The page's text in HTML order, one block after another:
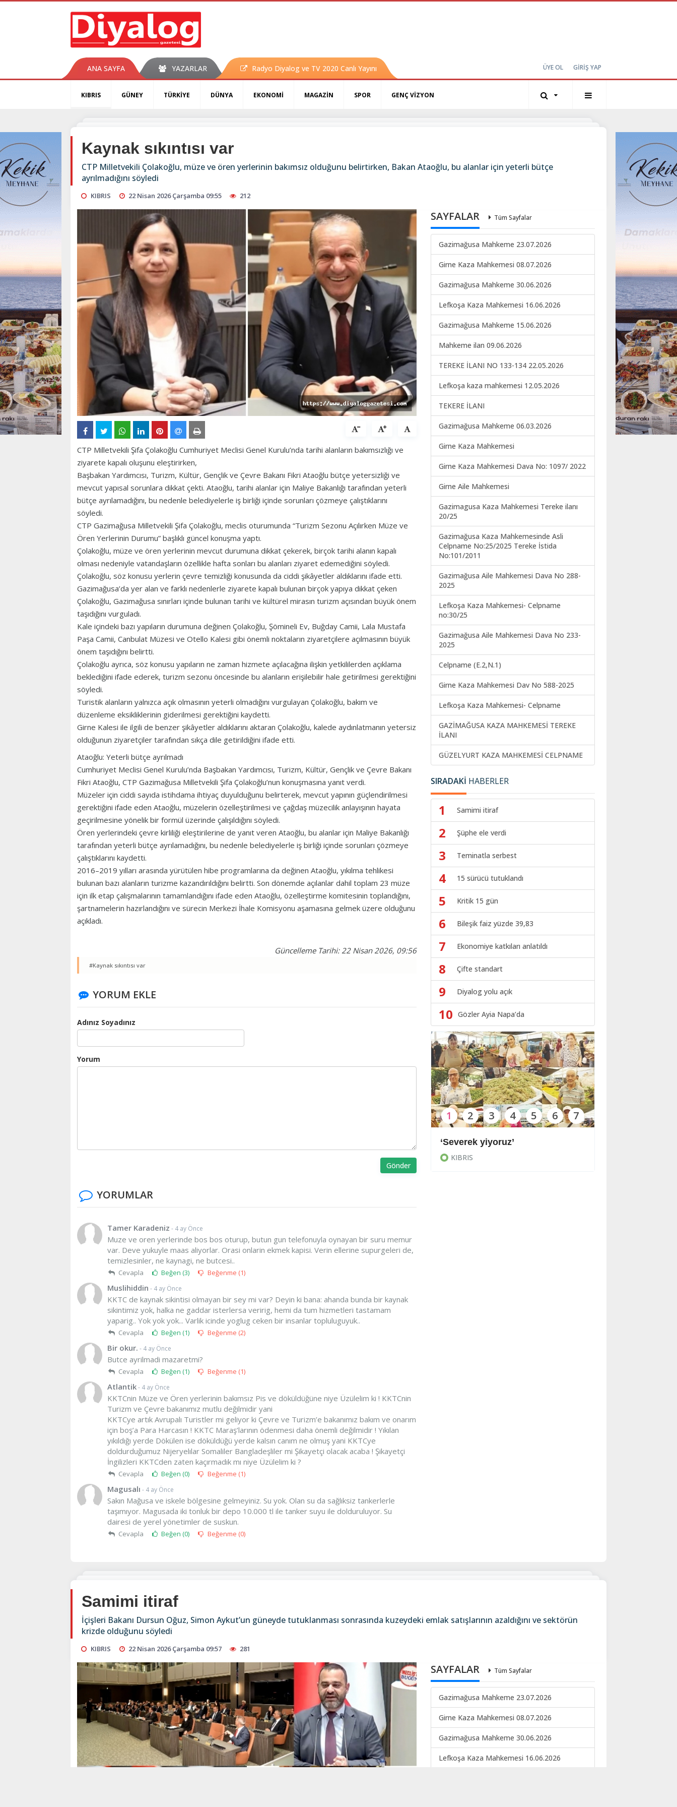
ANA SAYFA YAZARLAR Radyo Diyalog ve TV 2020 Canlı Yayını ÜYE OL GİRİŞ YAP
KIBRIS GÜNEY TÜRKİYE DÜNYA EKONOMİ MAGAZİN SPOR GENÇ VİZYON
Kaynak sıkıntısı var
CTP Milletvekili Çolakoğlu, müze ve ören yerlerinin bakımsız olduğunu belirtirken, Bakan Ataoğlu, bu alanlar için yeterli bütçe
ayrılmadığını söyledi
KIBRIS 22 Nisan 2026 Çarşamba 09:55 212
CTP Milletvekili Şifa Çolakoğlu Cumhuriyet Meclisi Genel Kurulu’nda tarihi alanların bakımsızlığı ve
ziyarete kapalı oluşunu eleştirirken,
Başbakan Yardımcısı, Turizm, Kültür, Gençlik ve Çevre Bakanı Fikri Ataoğlu bütçe yetersizliği ve
mevcut yapısal sorunlara dikkat çekti. Ataoğlu, tarihi alanlar için Maliye Bakanlığı tarafından yeterli
bütçe ayrılamadığını, bu nedenle belediyelerle iş birliği içinde sorunları çözmeye çalıştıklarını
söyledi.
CTP Gazimağusa Milletvekili Şifa Çolakoğlu, meclis oturumunda “Turizm Sezonu Açılırken Müze ve
Ören Yerlerinin Durumu” başlıklı güncel konuşma yaptı.
Çolakoğlu, müze ve ören yerlerinin mevcut durumuna dikkat çekerek, birçok tarihi alanın kapalı
olması nedeniyle vatandaşların özellikle hafta sonları bu alanları ziyaret edemediğini söyledi.
Çolakoğlu, söz konusu yerlerin çevre temizliği konusunda da ciddi şikâyetler aldıklarını ifade etti.
Gazimağusa’da yer alan ve farklı nedenlerle ziyarete kapalı bulunan birçok yapıya dikkat çeken
Çolakoğlu, Gazimağusa sınırları içinde bulunan tarihi ve kültürel mirasın turizm açısından büyük önem
taşıdığını vurguladı.
Kale içindeki bazı yapıların durumuna değinen Çolakoğlu, Şömineli Ev, Buğday Camii, Lala Mustafa
Paşa Camii, Canbulat Müzesi ve Otello Kalesi gibi önemli noktaların ziyaretçilere açılmasının büyük
önem taşıdığını belirtti.
Çolakoğlu ayrıca, söz konusu yapıların ne zaman hizmete açılacağına ilişkin yetkililerden açıklama
beklediğini ifade ederek, turizm sezonu öncesinde bu alanların erişilebilir hale getirilmesi gerektiğini
söyledi.
Turistik alanların yalnızca açık olmasının yeterli olmadığını vurgulayan Çolakoğlu, bakım ve
düzenleme eksikliklerinin giderilmesi gerektiğini kaydetti.
Girne Kalesi ile ilgili de benzer şikâyetler aldıklarını aktaran Çolakoğlu, kalede aydınlatmanın yetersiz
olduğunun ziyaretçiler tarafından sıkça dile getirildiğini ifade etti.
Ataoğlu: Yeterli bütçe ayrılmadı
Cumhuriyet Meclisi Genel Kurulu’nda Başbakan Yardımcısı, Turizm, Kültür, Gençlik ve Çevre Bakanı
Fikri Ataoğlu, CTP Gazimağusa Milletvekili Şifa Çolakoğlu’nun konuşmasına yanıt verdi.
Müzeler için ciddi sayıda istihdama ihtiyaç duyulduğunu belirterek, mevcut yapının güçlendirilmesi
gerektiğini ifade eden Ataoğlu, müzelerin özelleştirilmesi ve çağdaş müzecilik anlayışının hayata
geçirilmesine yönelik bir formül üzerinde çalışıldığını söyledi.
Ören yerlerindeki çevre kirliliği eleştirilerine de yanıt veren Ataoğlu, bu alanlar için Maliye Bakanlığı
tarafından yeterli bütçe ayrılamadığını, bu nedenle belediyelerle iş birliği içinde sorunları çözmeye
çalıştıklarını kaydetti.
2016–2019 yılları arasında yürütülen hibe programlarına da değinen Ataoğlu, yıkılma tehlikesi
bulunan bazı alanların turizme kazandırıldığını belirtti. Son dönemde açılanlar dahil toplam 23 müze
için ilk etap çalışmalarının tamamlandığını ifade eden Ataoğlu, özelleştirme komitesinin toplandığını,
şartnamelerin hazırlandığını ve sürecin Merkezi İhale Komisyonu aşamasına gelmek üzere olduğunu
açıkladı.
Güncelleme Tarihi: 22 Nisan 2026, 09:56
#Kaynak sıkıntısı var
YORUM EKLE
Adınız Soyadınız
Yorum
Gönder
YORUMLAR
Tamer Karadeniz - 4 ay Önce
Muze ve oren yerlerinde bos bos oturup, butun gun telefonuyla oynayan bir suru memur
var. Deve yukuyle maas aliyorlar. Orasi onlarin ekmek kapisi. Verin ellerine supurgeleri de,
temizlesinler, ne kaynagi, ne butcesi..
Cevapla Beğen (3) Beğenme (1)
Muslihiddin - 4 ay Önce
KKTC de kaynak sikintisi olmayan bir sey mi var? Deyin ki bana: ahanda bunda bir kaynak
sikintimiz yok, halka ne gaddar isterlersa veririg, hemi da tum hizmetleri tastamam
yaparig.. Yok yok yok... Varlik icinde yoglug ceken bir insanlar topluluguyuk..
Cevapla Beğen (1) Beğenme (2)
Bir okur. - 4 ay Önce
Butce ayrilmadi mazaretmi?
Cevapla Beğen (1) Beğenme (1)
Atlantik- 4 ay Önce
KKTCnin Müze ve Ören yerlerinin bakımsız Pis ve döküldüğüne niye Üzülelim ki ! KKTCnin
Turizm ve Çevre bakanımız mutlu değilmidir yani
KKTCye artık Avrupalı Turistler mi geliyor ki Çevre ve Turizm’e bakanımız bakım ve onarım
için boş’a Para Harcasın ! KKTC Maraş’larının ödenmesi daha önemli değilmidir ! Yıkılan
yıkıldığı yerde Dökülen ise döküldüğü yerde kalsın canım ne olmuş yani KKTCye
doldurduğumuz Nijeryelılar Somaliler Bangladeşliler mi Şikayetçi olacak acaba ! Şikayetçi
İngilizleri KKTCden zaten kaçırmadık mı niye Üzülelim ki ?
Cevapla Beğen (0) Beğenme (1)
Magusalı - 4 ay Önce
Sakın Mağusa ve iskele bölgesine gelmeyiniz. Su yok. Olan su da sağlıksiz tankerlerle
taşımıyor. Magusada iki tonluk bir depo 10.000 tl ile tanker suyu ile dolduruluyor. Su
dairesi de yerel yönetimler de suskun.
Cevapla Beğen (0) Beğenme (0)
SAYFALAR Tüm Sayfalar
Gazimağusa Mahkeme 23.07.2026
Girne Kaza Mahkemesi 08.07.2026
Gazimağusa Mahkeme 30.06.2026
Lefkoşa Kaza Mahkemesi 16.06.2026
Gazimağusa Mahkeme 15.06.2026
Mahkeme ilan 09.06.2026
TEREKE İLANI NO 133-134 22.05.2026
Lefkoşa kaza mahkemesi 12.05.2026
TEKERE İLANI
Gazimağusa Mahkeme 06.03.2026
Girne Kaza Mahkemesi
Girne Kaza Mahkemesi Dava No: 1097/ 2022
Girne Aile Mahkemesi
Gazimagusa Kaza Mahkemesi Tereke ilanı
20/25
Gazimağusa Kaza Mahkemesinde Asli
Celpname No:25/2025 Tereke İstida
No:101/2011
Gazimağusa Aile Mahkemesi Dava No 288-
2025
Lefkoşa Kaza Mahkemesi- Celpname
no:30/25
Gazimağusa Aile Mahkemesi Dava No 233-
2025
Celpname (E.2,N.1)
Girne Kaza Mahkemesi Dav No 588-2025
Lefkoşa Kaza Mahkemesi- Celpname
GAZİMAĞUSA KAZA MAHKEMESİ TEREKE
İLANI
GÜZELYURT KAZA MAHKEMESİ CELPNAME
SIRADAKİ HABERLER
1 Samimi itiraf
2 Şüphe ele verdi
3 Teminatla serbest
4 15 sürücü tutuklandı
5 Kritik 15 gün
6 Bileşik faiz yüzde 39,83
7 Ekonomiye katkıları anlatıldı
8 Çifte standart
9 Diyalog yolu açık
10 Gözler Ayia Napa’da
‘Severek yiyoruz’
KIBRIS
1 2 3 4 5 6 7
Samimi itiraf
İçişleri Bakanı Dursun Oğuz, Simon Aykut’un güneyde tutuklanması sonrasında kuzeydeki emlak satışlarının azaldığını ve sektörün
krizde olduğunu söyledi
KIBRIS 22 Nisan 2026 Çarşamba 09:57 281
SAYFALAR Tüm Sayfalar
Gazimağusa Mahkeme 23.07.2026
Girne Kaza Mahkemesi 08.07.2026
Gazimağusa Mahkeme 30.06.2026
Lefkoşa Kaza Mahkemesi 16.06.2026